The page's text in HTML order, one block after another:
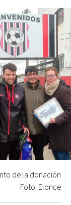
de la donación
Foto: Elonce